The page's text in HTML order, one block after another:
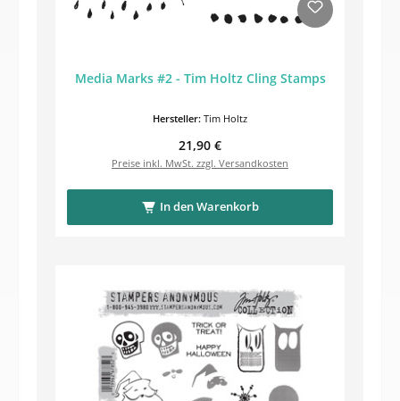
Media Marks #2 - Tim Holtz Cling Stamps
Hersteller: Tim Holtz
Regulärer Preis:
21,90 €
Preise inkl. MwSt. zzgl. Versandkosten
In den Warenkorb